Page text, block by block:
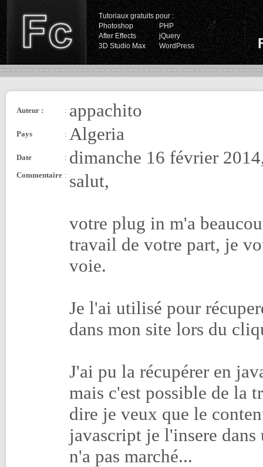
Tutoriaux gratuits pour :
Photoshop
PHP
After Effects
jQuery
3D Studio Max
WordPress
Auteur : : appachito
Pays : Algeria
Date : dimanche 16 février
Commentaire : salut,
votre plug in m'a
travail de votre part, je
voie.
Je l'ai utilisé pour
dans mon site lors du
J'ai pu la récupérer en
mais c'est possible de la
dire je veux que le
javascript je l'insere
n'a pas marché...